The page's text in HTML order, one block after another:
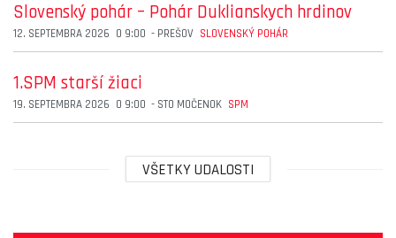
Slovenský pohár – Pohár Duklianskych hrdinov
12. SEPTEMBRA 2026 O 9:00 - PREŠOV SLOVENSKÝ POHÁR
1.SPM starší žiaci
19. SEPTEMBRA 2026 O 9:00 - STO MOČENOK SPM
VŠETKY UDALOSTI